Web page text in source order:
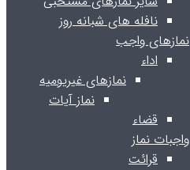
نافله های شبانه روز
نمازهای واجب
اداء
نمازهای غیریومیه
نماز آیات
قضاء
واجبات نماز
قرائت